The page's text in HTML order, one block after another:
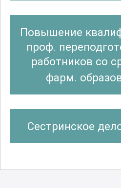
Повышение
проф.
работников со
фарм.
Сестринское